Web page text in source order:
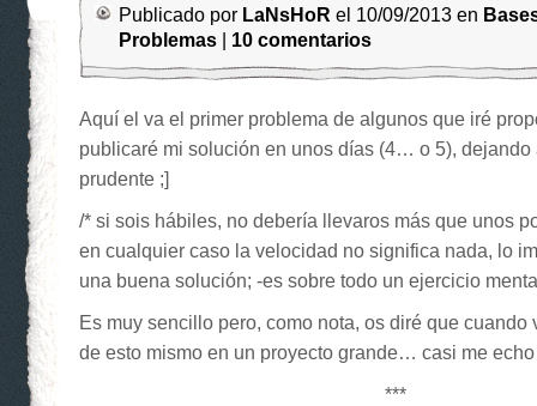
Publicado por LaNsHoR el 10/09/2013 en
Problemas
10 comentarios
Aquí el va el primer problema de algunos que iré
publicaré mi solución en unos días (4… o 5), dejando
prudente ;]
/* si sois hábiles, no debería llevaros más que unos
en cualquier caso la velocidad no significa nada, lo
una buena solución; -es sobre todo un ejercicio
Es muy sencillo pero, como nota, os diré que cuando
de esto mismo en un proyecto grande… casi me echo
***